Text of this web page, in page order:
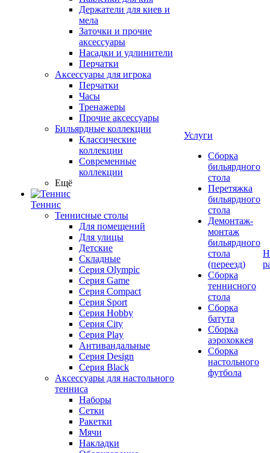
Держатели для киев и
мела
Заточки и прочие
аксессуары
Насадки и удлинители
Перчатки
Аксессуары для игрока
Перчатки
Часы
Тренажеры
Прочие аксессуары
Бильярдные коллекции
Классические
коллекции
Современные
коллекции
Ещё
Теннис
Теннисные столы
Для помещений
Для улицы
Детские
Складные
Серия Olympic
Серия Game
Серия Compact
Серия Sport
Серия Hobby
Серия City
Серия Play
Антивандальные
Серия Design
Серия Black
Аксессуары для настольного
тенниса
Наборы
Сетки
Ракетки
Мячи
Накладки
Услуги
Сборка
бильярдного
стола
Перетяжка
бильярдного
стола
Демонтаж-
монтаж
бильярдного
стола
(переезд)
Сборка
теннисного
стола
Сборка
батута
Сборка
аэрохоккея
Сборка
настольного
футбола